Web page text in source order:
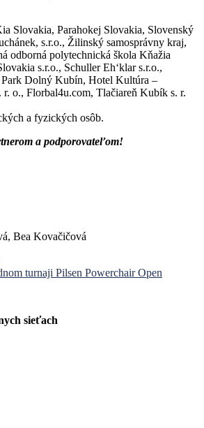
Slovakia, Parahokej Slovakia, Slovenský
s.r.o., Žilinský samosprávny kraj,
odborná polytechnická škola Kňažia
s.r.o., Schuller Eh‘klar s.r.o.,
Park Dolný Kubín, Hotel Kultúra –
o., Florbal4u.com, Tlačiareň Kubík s. r.
a fyzických osôb.
a podporovateľom!
Bea Kovačičová
turnaji Pilsen Powerchair Open
sieťach